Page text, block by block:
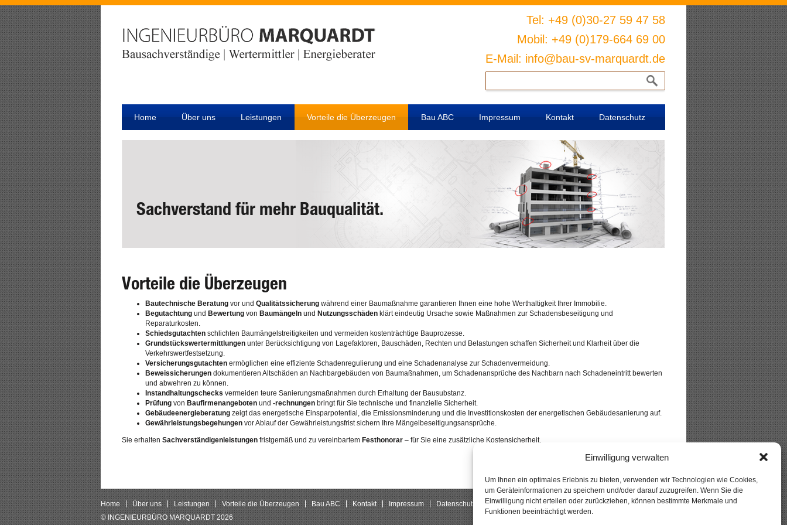
Einwilligung verwalten
Um Ihnen ein optimales Erlebnis zu bieten, verwenden wir Technologien wie Cookies,
um Geräteinformationen zu speichern und/oder darauf zuzugreifen. Wenn Sie die
Einwilligung nicht erteilen oder zurückziehen, können bestimmte Merkmale und
Funktionen beeinträchtigt werden.
Tel: +49 (0)30-27 59 47 58
Mobil: +49 (0)179-664 69 00
E-Mail: info@bau-sv-marquardt.de
Home Über uns Leistungen Vorteile die Überzeugen Bau ABC Impressum Kontakt Datenschutz
Sachverstand für mehr Bauqualität.
Vorteile die Überzeugen
Bautechnische Beratung vor und Qualitätssicherung während einer Baumaßnahme garantieren Ihnen eine hohe Werthaltigkeit Ihrer Immobilie.
Begutachtung und Bewertung von Baumängeln und Nutzungsschäden klärt eindeutig Ursache sowie Maßnahmen zur Schadensbeseitigung und
Reparaturkosten.
Schiedsgutachten schlichten Baumängelstreitigkeiten und vermeiden kostenträchtige Bauprozesse.
Grundstückswertermittlungen unter Berücksichtigung von Lagefaktoren, Bauschäden, Rechten und Belastungen schaffen Sicherheit und Klarheit über die
Verkehrswertfestsetzung.
Versicherungsgutachten ermöglichen eine effiziente Schadenregulierung und eine Schadenanalyse zur Schadenvermeidung.
Beweissicherungen dokumentieren Altschäden an Nachbargebäuden von Baumaßnahmen, um Schadenansprüche des Nachbarn nach Schadeneintritt bewerten
und abwehren zu können.
Instandhaltungschecks vermeiden teure Sanierungsmaßnahmen durch Erhaltung der Bausubstanz.
Prüfung von Baufirmenangeboten und -rechnungen bringt für Sie technische und finanzielle Sicherheit.
Gebäudeenergieberatung zeigt das energetische Einsparpotential, die Emissionsminderung und die Investitionskosten der energetischen Gebäudesanierung auf.
Gewährleistungsbegehungen vor Ablauf der Gewährleistungsfrist sichern Ihre Mängelbeseitigungsansprüche.
Sie erhalten Sachverständigenleistungen fristgemäß und zu vereinbartem Festhonorar – für Sie eine zusätzliche Kostensicherheit.
Home Über uns Leistungen Vorteile die Überzeugen Bau ABC Kontakt Impressum
Datenschutz
© INGENIEURBÜRO MARQUARDT 2026